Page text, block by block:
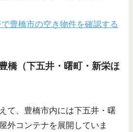
豊橋市の空き物件を確認する
橋（下五井・曙町・新栄ほ
て、豊橋市内には下五井・曙
外コンテナを展開していま